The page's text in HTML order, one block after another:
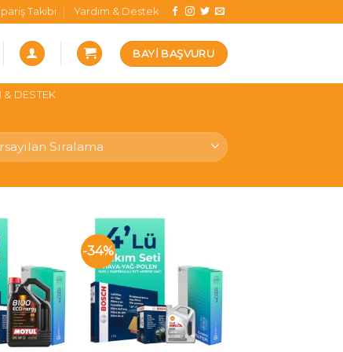
Takibi Yardım & Destek
BAYI BAŞVURU
& DESTEK
-34%